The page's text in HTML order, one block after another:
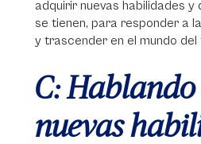
adquirir nuevas habilidades
se tienen, para responder a
y trascender en el mundo del
C: Hablando
nuevas